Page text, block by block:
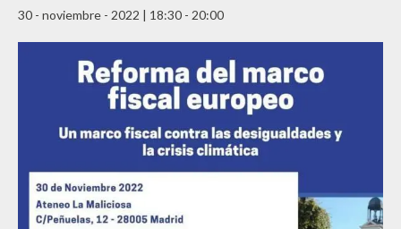
30 - noviembre - 2022 | 18:30 - 20:00